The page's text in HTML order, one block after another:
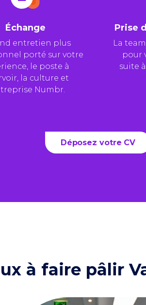
Échange
entretien plus
porté sur votre
le poste à
la culture et
Numbr.
Prise
La
pour
suite
Déposez votre CV
à faire pâlir